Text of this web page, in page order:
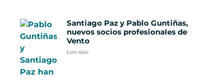
Santiago Paz y Pablo Guntiñas,
nuevos socios profesionales de
Vento
Leer más